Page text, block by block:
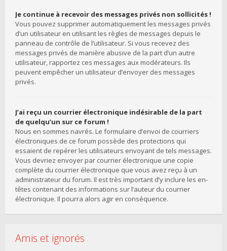
Je continue à recevoir des messages privés non sollicités !
Vous pouvez supprimer automatiquement les messages privés
d’un utilisateur en utilisant les règles de messages depuis le
panneau de contrôle de l’utilisateur. Si vous recevez des
messages privés de manière abusive de la part d’un autre
utilisateur, rapportez ces messages aux modérateurs. Ils
peuvent empêcher un utilisateur d’envoyer des messages
privés.
J’ai reçu un courrier électronique indésirable de la part
de quelqu’un sur ce forum !
Nous en sommes navrés. Le formulaire d’envoi de courriers
électroniques de ce forum possède des protections qui
essaient de repérer les utilisateurs envoyant de tels messages.
Vous devriez envoyer par courrier électronique une copie
complète du courrier électronique que vous avez reçu à un
administrateur du forum. Il est très important d’y inclure les en-
têtes contenant des informations sur l’auteur du courrier
électronique. Il pourra alors agir en conséquence.
Amis et ignorés